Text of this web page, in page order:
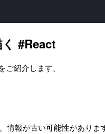
#React
紹介します。
報が古い可能性がありま